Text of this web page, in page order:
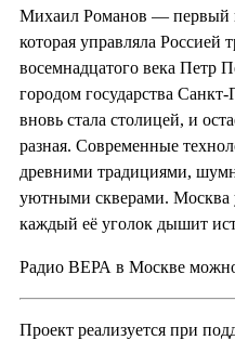
Михаил Романов — первый
которая управляла Россией
восемнадцатого века Петр
городом государства
вновь стала столицей, и
разная. Современные
древними традициями,
уютными скверами. Москва
каждый её уголок дышит
Радио ВЕРА в Москве можно
Проект реализуется при